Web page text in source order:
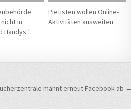
nicht in
Handys“
Pietisten wollen Online-
Aktivitäten ausweiten
mahnt erneut Facebook ab →